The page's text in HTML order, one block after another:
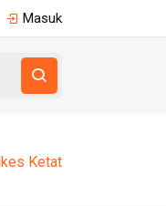
Masuk
Ketat